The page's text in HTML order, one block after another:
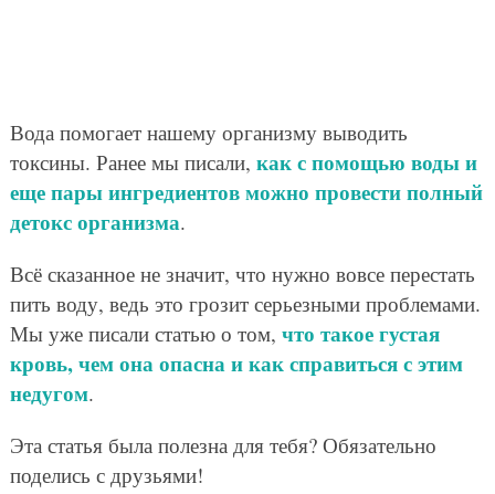
Вода помогает нашему организму выводить
токсины. Ранее мы писали, как с помощью воды и
еще пары ингредиентов можно провести полный
детокс организма.
Всё сказанное не значит, что нужно вовсе перестать
пить воду, ведь это грозит серьезными проблемами.
Мы уже писали статью о том, что такое густая
кровь, чем она опасна и как справиться с этим
недугом.
Эта статья была полезна для тебя? Обязательно
поделись с друзьями!